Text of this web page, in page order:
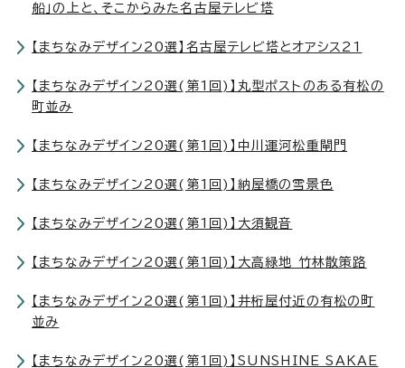
船」の上と、そこからみた名古屋テレビ塔
【まちなみデザイン20選】名古屋テレビ塔とオアシス21
【まちなみデザイン20選(第1回)】丸型ポストのある有松の
町並み
【まちなみデザイン20選(第1回)】中川運河松重閘門
【まちなみデザイン20選(第1回)】納屋橋の雪景色
【まちなみデザイン20選(第1回)】大須観音
【まちなみデザイン20選(第1回)】大高緑地 竹林散策路
【まちなみデザイン20選(第1回)】井桁屋付近の有松の町
並み
【まちなみデザイン20選(第1回)】SUNSHINE SAKAE